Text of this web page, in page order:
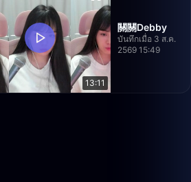
13:11
關關Debby
บันทึกเมื่อ 3 ส.ค.
2569 15:49